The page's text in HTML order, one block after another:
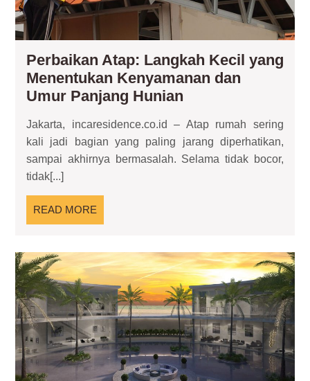
Perbaikan Atap: Langkah Kecil yang
Menentukan Kenyamanan dan
Umur Panjang Hunian
Langkah
Kecil
yang
Panjang
Hunian
Jakarta, incaresidence.co.id – Atap rumah sering
kali jadi bagian yang paling jarang diperhatikan,
sampai akhirnya bermasalah. Selama tidak bocor,
tidak[...]
READ MORE
MORE